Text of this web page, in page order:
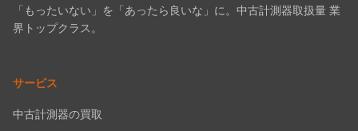
「もったいない」を「あったら良いな」に。中古計測器取扱量 業
界トップクラス。
サービス
中古計測器の買取